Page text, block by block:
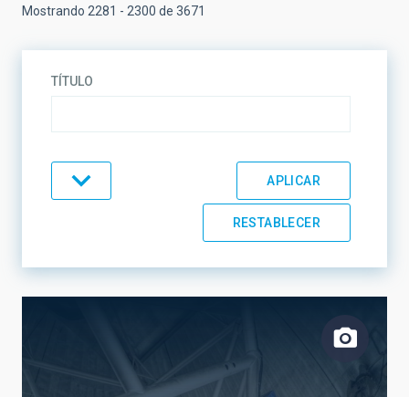
Mostrando 2281 - 2300 de 3671
TÍTULO